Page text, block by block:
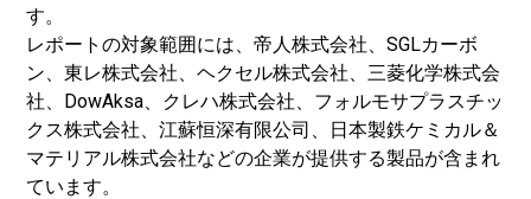
す。
レポートの対象範囲には、帝人株式会社、SGLカーボ
ン、東レ株式会社、ヘクセル株式会社、三菱化学株式会
社、DowAksa、クレハ株式会社、フォルモサプラスチッ
クス株式会社、江蘇恒深有限公司、日本製鉄ケミカル＆
マテリアル株式会社などの企業が提供する製品が含まれ
ています。